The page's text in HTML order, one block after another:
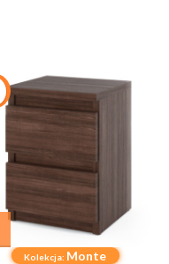
Kolekcja: Monte